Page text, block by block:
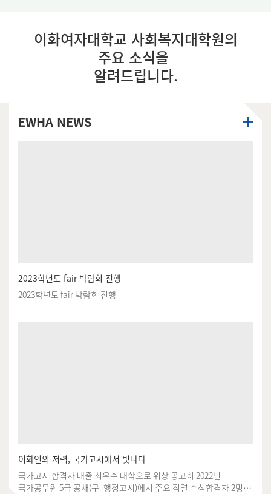
이화여자대학교 사회복지대학원의
주요 소식을
알려드립니다.
EWHA NEWS
2023학년도 fair 박람회 진행
2023학년도 fair 박람회 진행
이화인의 저력, 국가고시에서 빛나다
국가고시 합격자 배출 최우수 대학으로 위상 공고히 2022년
국가공무원 5급 공채(구. 행정고시)에서 주요 직렬 수석합격자 2명을